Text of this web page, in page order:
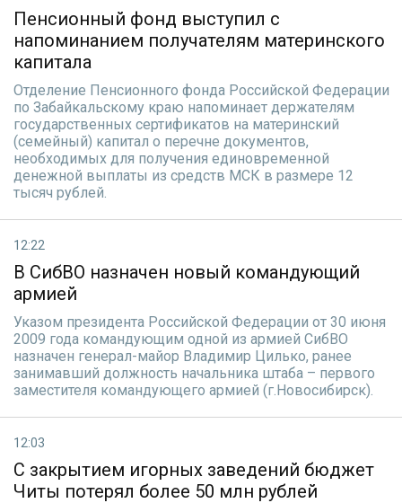
Пенсионный фонд выступил с
напоминанием получателям материнского
капитала
Отделение Пенсионного фонда Российской Федерации
по Забайкальскому краю напоминает держателям
государственных сертификатов на материнский
(семейный) капитал о перечне документов,
необходимых для получения единовременной
денежной выплаты из средств МСК в размере 12
тысяч рублей.
12:22
В СибВО назначен новый командующий
армией
Указом президента Российской Федерации от 30 июня
2009 года командующим одной из армией СибВО
назначен генерал-майор Владимир Цилько, ранее
занимавший должность начальника штаба – первого
заместителя командующего армией (г.Новосибирск).
12:03
С закрытием игорных заведений бюджет
Читы потерял более 50 млн рублей